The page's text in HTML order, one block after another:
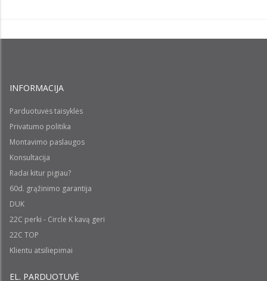
INFORMACIJA
Parduotuvės taisyklės
Privatumo politika
Montavimo paslaugos
Konsultacija
Radai kitur pigiau?
60d. grąžinimo garantija
DUK
22C perki - Circle K kavą geri
22C TOP
Klientu atsiliepimai
EL. PARDUOTUVĖ